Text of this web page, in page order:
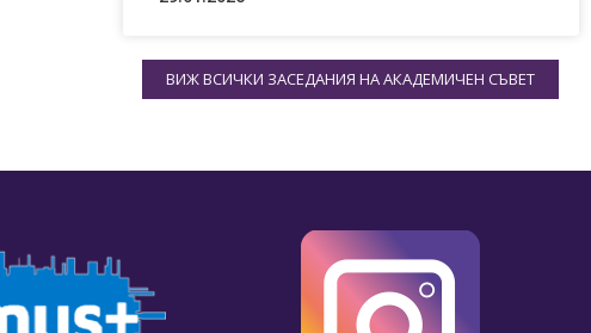
ВИЖ ВСИЧКИ ЗАСЕДАНИЯ НА АКАДЕМИЧЕН СЪВЕТ